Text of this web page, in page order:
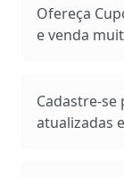
Ofereça
e venda
Cadastre-
atualizadas